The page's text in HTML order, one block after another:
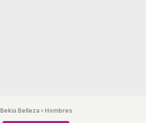
Bekia Belleza› Hombres